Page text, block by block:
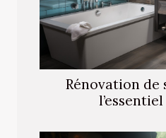
Rénovation de